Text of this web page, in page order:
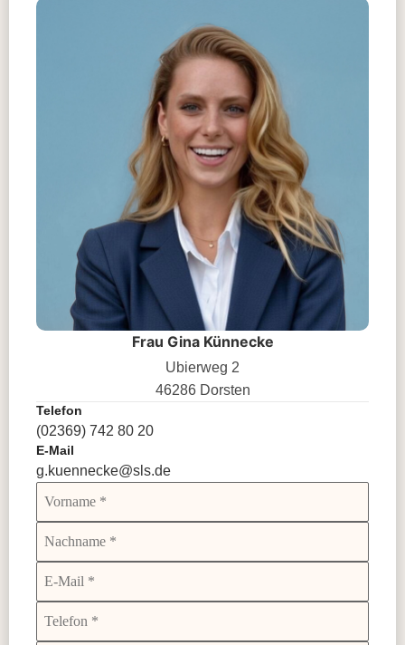
Frau Gina Künnecke
Ubierweg 2
46286 Dorsten
Telefon
(02369) 742 80 20
E-Mail
g.kuennecke@sls.de